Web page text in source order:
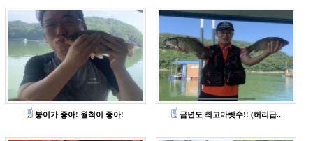
붕어가 좋아! 월척이 좋아! 금년도 최고마릿수!! (허리급..